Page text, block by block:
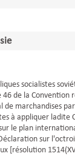
socialistes
46 de la Convention
marchandises
à appliquer ladite
le plan
sur
[résolution